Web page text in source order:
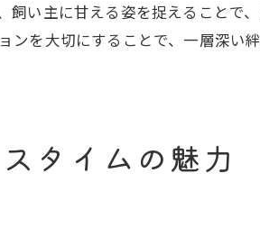
飼い主に甘える姿を捉えることで
ンを大切にすることで、一層深い
タイムの魅力